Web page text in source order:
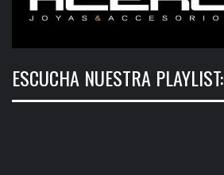
ESCUCHA NUESTRA PLAYLIST: